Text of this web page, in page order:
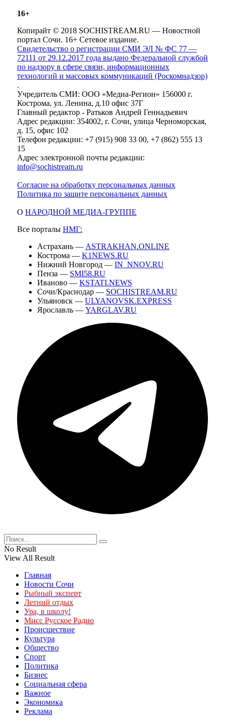
16+
Копирайт © 2018 SOCHISTREAM.RU — Новостной
портал Сочи. 16+ Сетевое издание.
Свидетельство о регистрации СМИ ЭЛ № ФС 77 —
72111 от 29.12.2017 года выдано Федеральной службой
по надзору в сфере связи, информационных
технологий и массовых коммуникаций (Роскомнадзор)
.
Учредитель СМИ: ООО «Медиа-Регион» 156000 г.
Кострома, ул. Ленина, д.10 офис 37Г
Главный редактор - Ратьков Андрей Геннадьевич
Адрес редакции: 354002, г. Сочи, улица Черноморская,
д. 15, офис 102
Телефон редакции: +7 (915) 908 33 00, +7 (862) 555 13
15
Адрес электронной почты редакции:
info@sochistream.ru
Согласие на обработку персональных данных
Политика по защите персональных данных
О НАРОДНОЙ МЕДИА-ГРУППЕ
Все порталы НМГ:
Астрахань — ASTRAKHAN.ONLINE
Кострома — K1NEWS.RU
Нижний Новгород — IN_NNOV.RU
Пенза — SMI58.RU
Иваново — KSTATI.NEWS
Сочи/Краснодар — SOCHISTREAM.RU
Ульяновск — ULYANOVSK.EXPRESS
Ярославль — YARGLAV.RU
No Result
View All Result
Главная
Новости Сочи
Рыбный эксперт
Летний отдых
Ура, в школу!
Мисс Русское Радио
Происшествие
Культура
Общество
Спорт
Политика
Бизнес
Социальная сфера
Важное
Экономика
Реклама